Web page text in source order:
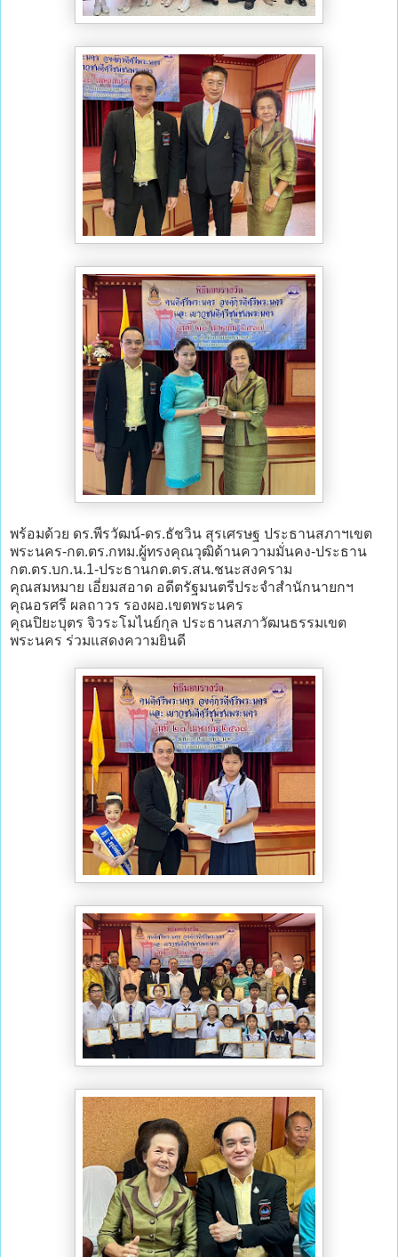
พร้อมด้วย ดร.พีรวัฒน์-ดร.ธัชวิน สุรเศรษฐ ประธานสภาฯเขต
พระนคร-กต.ตร.กทม.ผู้ทรงคุณวุฒิด้านความมั่นคง-ประธาน
กต.ตร.บก.น.1-ประธานกต.ตร.สน.ชนะสงคราม
คุณสมหมาย เอี่ยมสอาด อดีตรัฐมนตรีประจำสำนักนายกฯ
คุณอรศรี ผลถาวร รองผอ.เขตพระนคร
คุณปิยะบุตร จิวระโมไนย์กุล ประธานสภาวัฒนธรรมเขต
พระนคร ร่วมแสดงความยินดี